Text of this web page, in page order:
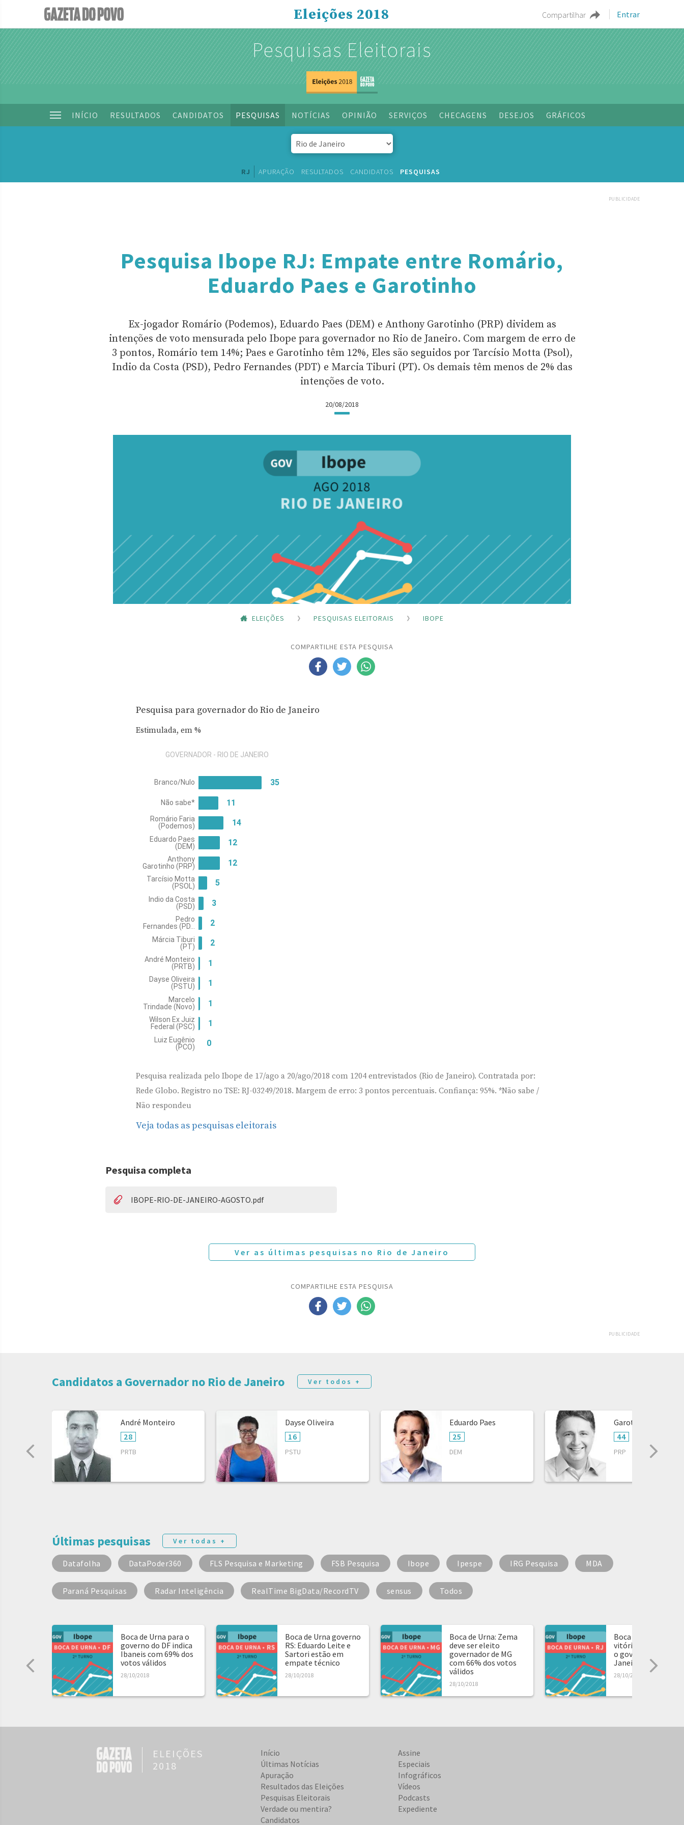
Compartilhar Entrar
Eleições 2018
Pesquisas Eleitorais
INÍCIO RESULTADOS CANDIDATOS PESQUISAS NOTÍCIAS OPINIÃO SERVIÇOS CHECAGENS DESEJOS GRÁFICOS
RJ APURAÇÃO RESULTADOS CANDIDATOS PESQUISAS
PUBLICIDADE
Pesquisa Ibope RJ: Empate entre Romário,
Eduardo Paes e Garotinho
Ex-jogador Romário (Podemos), Eduardo Paes (DEM) e Anthony Garotinho (PRP) dividem as
intenções de voto mensurada pelo Ibope para governador no Rio de Janeiro. Com margem de erro de
3 pontos, Romário tem 14%; Paes e Garotinho têm 12%, Eles são seguidos por Tarcísio Motta (Psol),
Indio da Costa (PSD), Pedro Fernandes (PDT) e Marcia Tiburi (PT). Os demais têm menos de 2% das
intenções de voto.
20/08/2018
ELEIÇÕES PESQUISAS ELEITORAIS IBOPE
COMPARTILHE ESTA PESQUISA
Pesquisa para governador do Rio de Janeiro
Estimulada, em %
Pesquisa realizada pelo Ibope de 17/ago a 20/ago/2018 com 1204 entrevistados (Rio de Janeiro). Contratada por:
Rede Globo. Registro no TSE: RJ-03249/2018. Margem de erro: 3 pontos percentuais. Confiança: 95%. *Não sabe /
Não respondeu
Veja todas as pesquisas eleitorais
Pesquisa completa
IBOPE-RIO-DE-JANEIRO-AGOSTO.pdf
Ver as últimas pesquisas no Rio de Janeiro
COMPARTILHE ESTA PESQUISA
PUBLICIDADE
Candidatos a Governador no Rio de Janeiro Ver todos +
André Monteiro
28
PRTB
Dayse Oliveira
16
PSTU
Eduardo Paes
25
DEM
Garotinho
44
PRP
Últimas pesquisas Ver todas +
Datafolha DataPoder360 FLS Pesquisa e Marketing FSB Pesquisa Ibope Ipespe IRG Pesquisa MDA
Paraná Pesquisas Radar Inteligência RealTime BigData/RecordTV sensus Todos
Boca de Urna para o
governo do DF indica
Ibaneis com 69% dos
votos válidos
28/10/2018
Boca de Urna governo
RS: Eduardo Leite e
Sartori estão em
empate técnico
28/10/2018
Boca de Urna: Zema
deve ser eleito
governador de MG
com 66% dos votos
válidos
28/10/2018
Boca de Urna
vitória de Witzel
o governo do Rio de
Janeiro
28/10/2018
ELEIÇÕES
2018
Início
Últimas Notícias
Apuração
Resultados das Eleições
Pesquisas Eleitorais
Verdade ou mentira?
Candidatos
Assine
Especiais
Infográficos
Vídeos
Podcasts
Expediente